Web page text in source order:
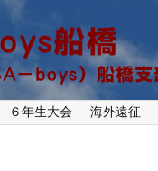
６年生大会 海外遠征